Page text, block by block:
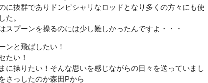
に抜群でありドンピシャリなロッドとなり多くの方々にも使
た。
スプーンを操るのには少し難しかったんですよ・・・
ンと飛ばしたい！
たい！
に操りたい！そんな思いを感じながらの日々を送っていまし
さっしたのか森田Pから